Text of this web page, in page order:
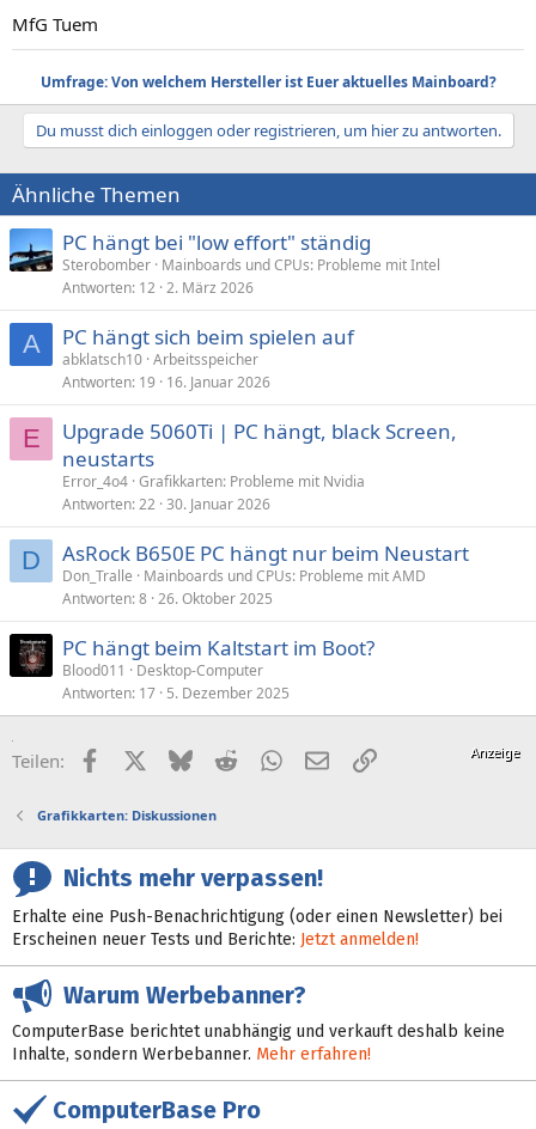
MfG Tuem
Umfrage: Von welchem Hersteller ist Euer aktuelles Mainboard?
Du musst dich einloggen oder registrieren, um hier zu antworten.
Ähnliche Themen
PC hängt bei "low effort" ständig
Sterobomber Mainboards und CPUs: Probleme mit Intel
Antworten 12 2. März 2026
A PC hängt sich beim spielen auf
abklatsch10 Arbeitsspeicher
Antworten 19 16. Januar 2026
E
Upgrade 5060Ti | PC hängt, black Screen,
neustarts
Error_4o4 Grafikkarten: Probleme mit Nvidia
Antworten 22 30. Januar 2026
D AsRock B650E PC hängt nur beim Neustart
Don_Tralle
Mainboards und CPUs: Probleme mit AMD
Antworten 8 26. Oktober 2025
PC hängt beim Kaltstart im Boot?
Blood011
Desktop-Computer
Antworten 17 5. Dezember 2025
Teilen: FacebookX (Twitter)
BlueskyRedditWhatsApp
E-MailLink
Grafikkarten: Diskussionen
Nichts mehr verpassen!
Erhalte eine Push-Benachrichtigung (oder einen Newsletter) bei
Erscheinen neuer Tests und Berichte: Jetzt anmelden!
Warum Werbebanner?
ComputerBase berichtet unabhängig und verkauft deshalb keine
Inhalte, sondern Werbebanner. Mehr erfahren!
ComputerBase Pro